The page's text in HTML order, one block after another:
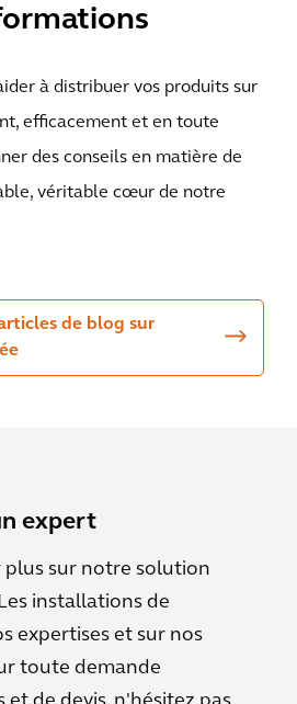
à distribuer vos produits sur
efficacement et en toute
des conseils en matière de
véritable cœur de notre
de blog sur
expert
plus sur notre solution
installations de
expertises et sur nos
toute demande